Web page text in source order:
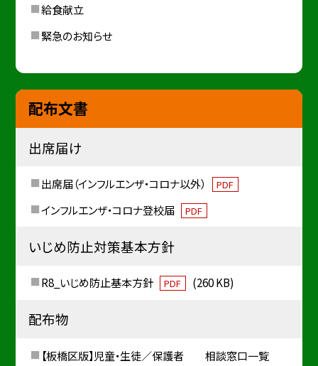
給食献立
緊急のお知らせ
配布文書
出席届け
出席届（インフルエンザ・コロナ以外） PDF
インフルエンザ・コロナ登校届 PDF
いじめ防止対策基本方針
R8_いじめ防止基本方針 PDF (260 KB)
配布物
【板橋区版】児童・生徒／保護者 相談窓口一覧